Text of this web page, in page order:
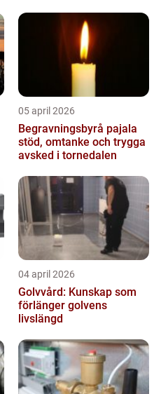
05 april 2026
Begravningsbyrå pajala
stöd, omtanke och trygga
avsked i tornedalen
04 april 2026
Golvvård: Kunskap som
förlänger golvens
livslängd